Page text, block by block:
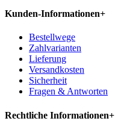
Kunden-Informationen+
Bestellwege
Zahlvarianten
Lieferung
Versandkosten
Sicherheit
Fragen & Antworten
Rechtliche Informationen+